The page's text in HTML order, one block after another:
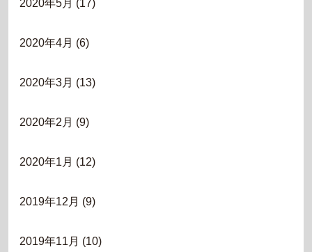
2020年5月 (17)
2020年4月 (6)
2020年3月 (13)
2020年2月 (9)
2020年1月 (12)
2019年12月 (9)
2019年11月 (10)